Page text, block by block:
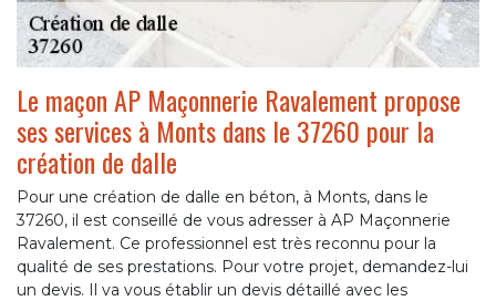
Le maçon AP Maçonnerie Ravalement propose
ses services à Monts dans le 37260 pour la
création de dalle
Pour une création de dalle en béton, à Monts, dans le
37260, il est conseillé de vous adresser à AP Maçonnerie
Ravalement. Ce professionnel est très reconnu pour la
qualité de ses prestations. Pour votre projet, demandez-lui
un devis. Il va vous établir un devis détaillé avec les